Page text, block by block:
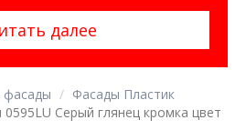
далее
Фасады Пластик
Серый глянец кромка цвет